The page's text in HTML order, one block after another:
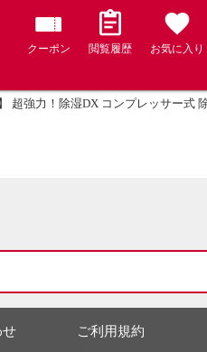
クーポン 閲覧履歴 お気に入り
】 超強力！除湿DX コンプレッサー式
せ
ご利用規約